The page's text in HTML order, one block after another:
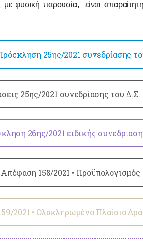
με φυσική παρουσία, είναι
25ης/2021 συνεδρίασης
25ης/2021 συνεδρίασης του Δ.Σ.
26ης/2021 ειδικής
Απόφαση 158/2021 • Προϋπολογισμός
2021 • Ολοκληρωμένο Πλαίσιο